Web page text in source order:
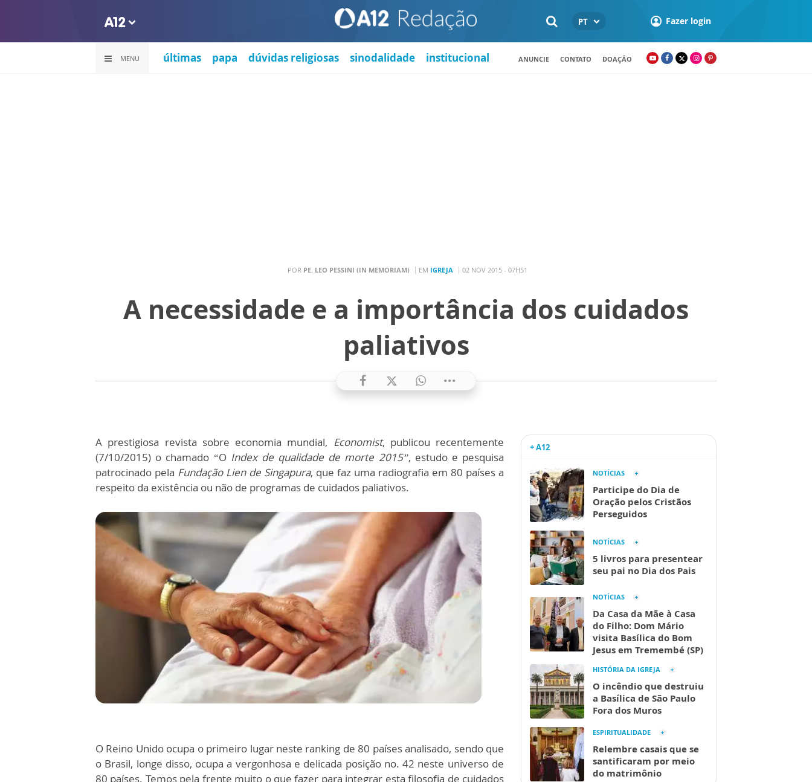
PT Fazer login
MENU últimas papa dúvidas religiosas sinodalidade institucional ANUNCIE CONTATO DOAÇÃO
POR PE. LEO PESSINI (IN MEMORIAM) EM IGREJA 02 NOV 2015 - 07H51
A necessidade e a importância dos cuidados
paliativos
A prestigiosa revista sobre economia mundial, Economist, publicou recentemente
(7/10/2015) o chamado “O Index de qualidade de morte 2015”, estudo e pesquisa
patrocinado pela Fundação Lien de Singapura, que faz uma radiografia em 80 países a
respeito da existência ou não de programas de cuidados paliativos.
O Reino Unido ocupa o primeiro lugar neste ranking de 80 países analisado, sendo que
o Brasil, longe disso, ocupa a vergonhosa e delicada posição no. 42 neste universo de
80 países. Temos pela frente muito o que fazer para integrar esta filosofia de cuidados
+ A12
NOTÍCIAS
Participe do Dia de
Oração pelos Cristãos
Perseguidos
NOTÍCIAS
5 livros para presentear
seu pai no Dia dos Pais
NOTÍCIAS
Da Casa da Mãe à Casa
do Filho: Dom Mário
visita Basílica do Bom
Jesus em Tremembé (SP)
HISTÓRIA DA IGREJA
O incêndio que destruiu
a Basílica de São Paulo
Fora dos Muros
ESPIRITUALIDADE
Relembre casais que se
santificaram por meio
do matrimônio